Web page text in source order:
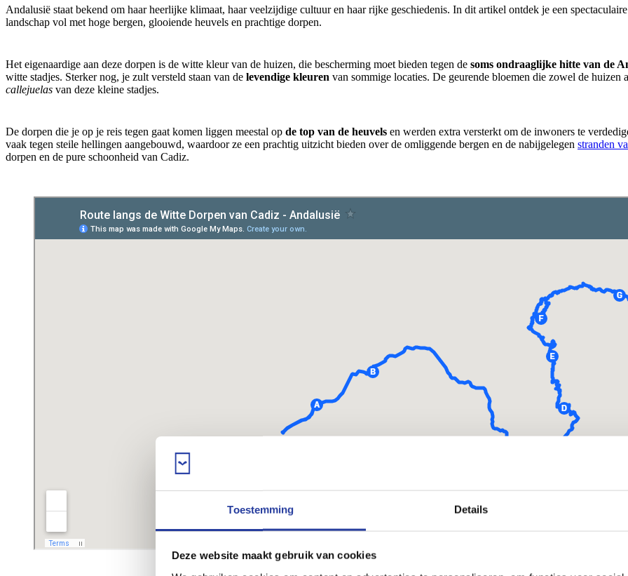
Toestemming Details
Deze website maakt gebruik van cookies
Andalusië staat bekend om haar heerlijke klimaat, haar veelzijdige cultuur en haar rijke geschiedenis. In dit artikel ontdek je een
landschap vol met hoge bergen, glooiende heuvels en prachtige dorpen.
Het eigenaardige aan deze dorpen is de witte kleur van de huizen, die bescherming moet bieden tegen de soms ondraaglijke hitte van de
witte stadjes. Sterker nog, je zult versteld staan van de levendige kleuren van sommige locaties. De geurende bloemen die zowel de huizen
callejuelas van deze kleine stadjes.
De dorpen die je op je reis tegen gaat komen liggen meestal op de top van de heuvels en werden extra versterkt om de inwoners te
vaak tegen steile hellingen aangebouwd, waardoor ze een prachtig uitzicht bieden over de omliggende bergen en de nabijgelegen stranden
dorpen en de pure schoonheid van Cadiz.